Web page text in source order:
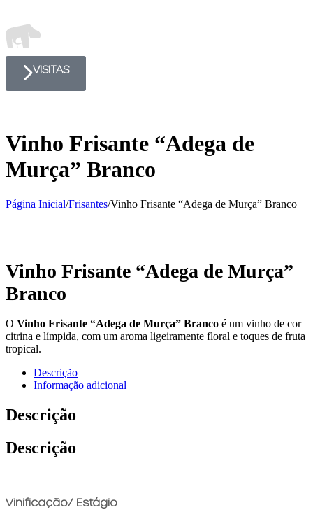
VISITAS
Vinho Frisante “Adega de
Murça” Branco
Página Inicial/Frisantes/Vinho Frisante “Adega de Murça” Branco
Vinho Frisante “Adega de Murça”
Branco
O Vinho Frisante “Adega de Murça” Branco é um vinho de cor
citrina e límpida, com um aroma ligeiramente floral e toques de fruta
tropical.
Descrição
Informação adicional
Descrição
Descrição
Vinificação/ Estágio